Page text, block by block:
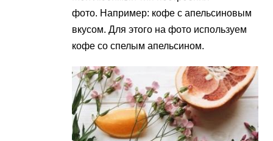
фото. Например: кофе с апельсиновым
вкусом. Для этого на фото используем
кофе со спелым апельсином.